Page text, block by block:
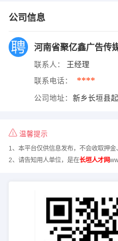
公司信息
河南省聚亿鑫广告传
联系人： 王经理
联系电话： ****
公司地址： 新乡长垣县
温馨提示
1、本平台仅供信息发布，不会收取押金
2、请告知用人单位，是在长垣人才网